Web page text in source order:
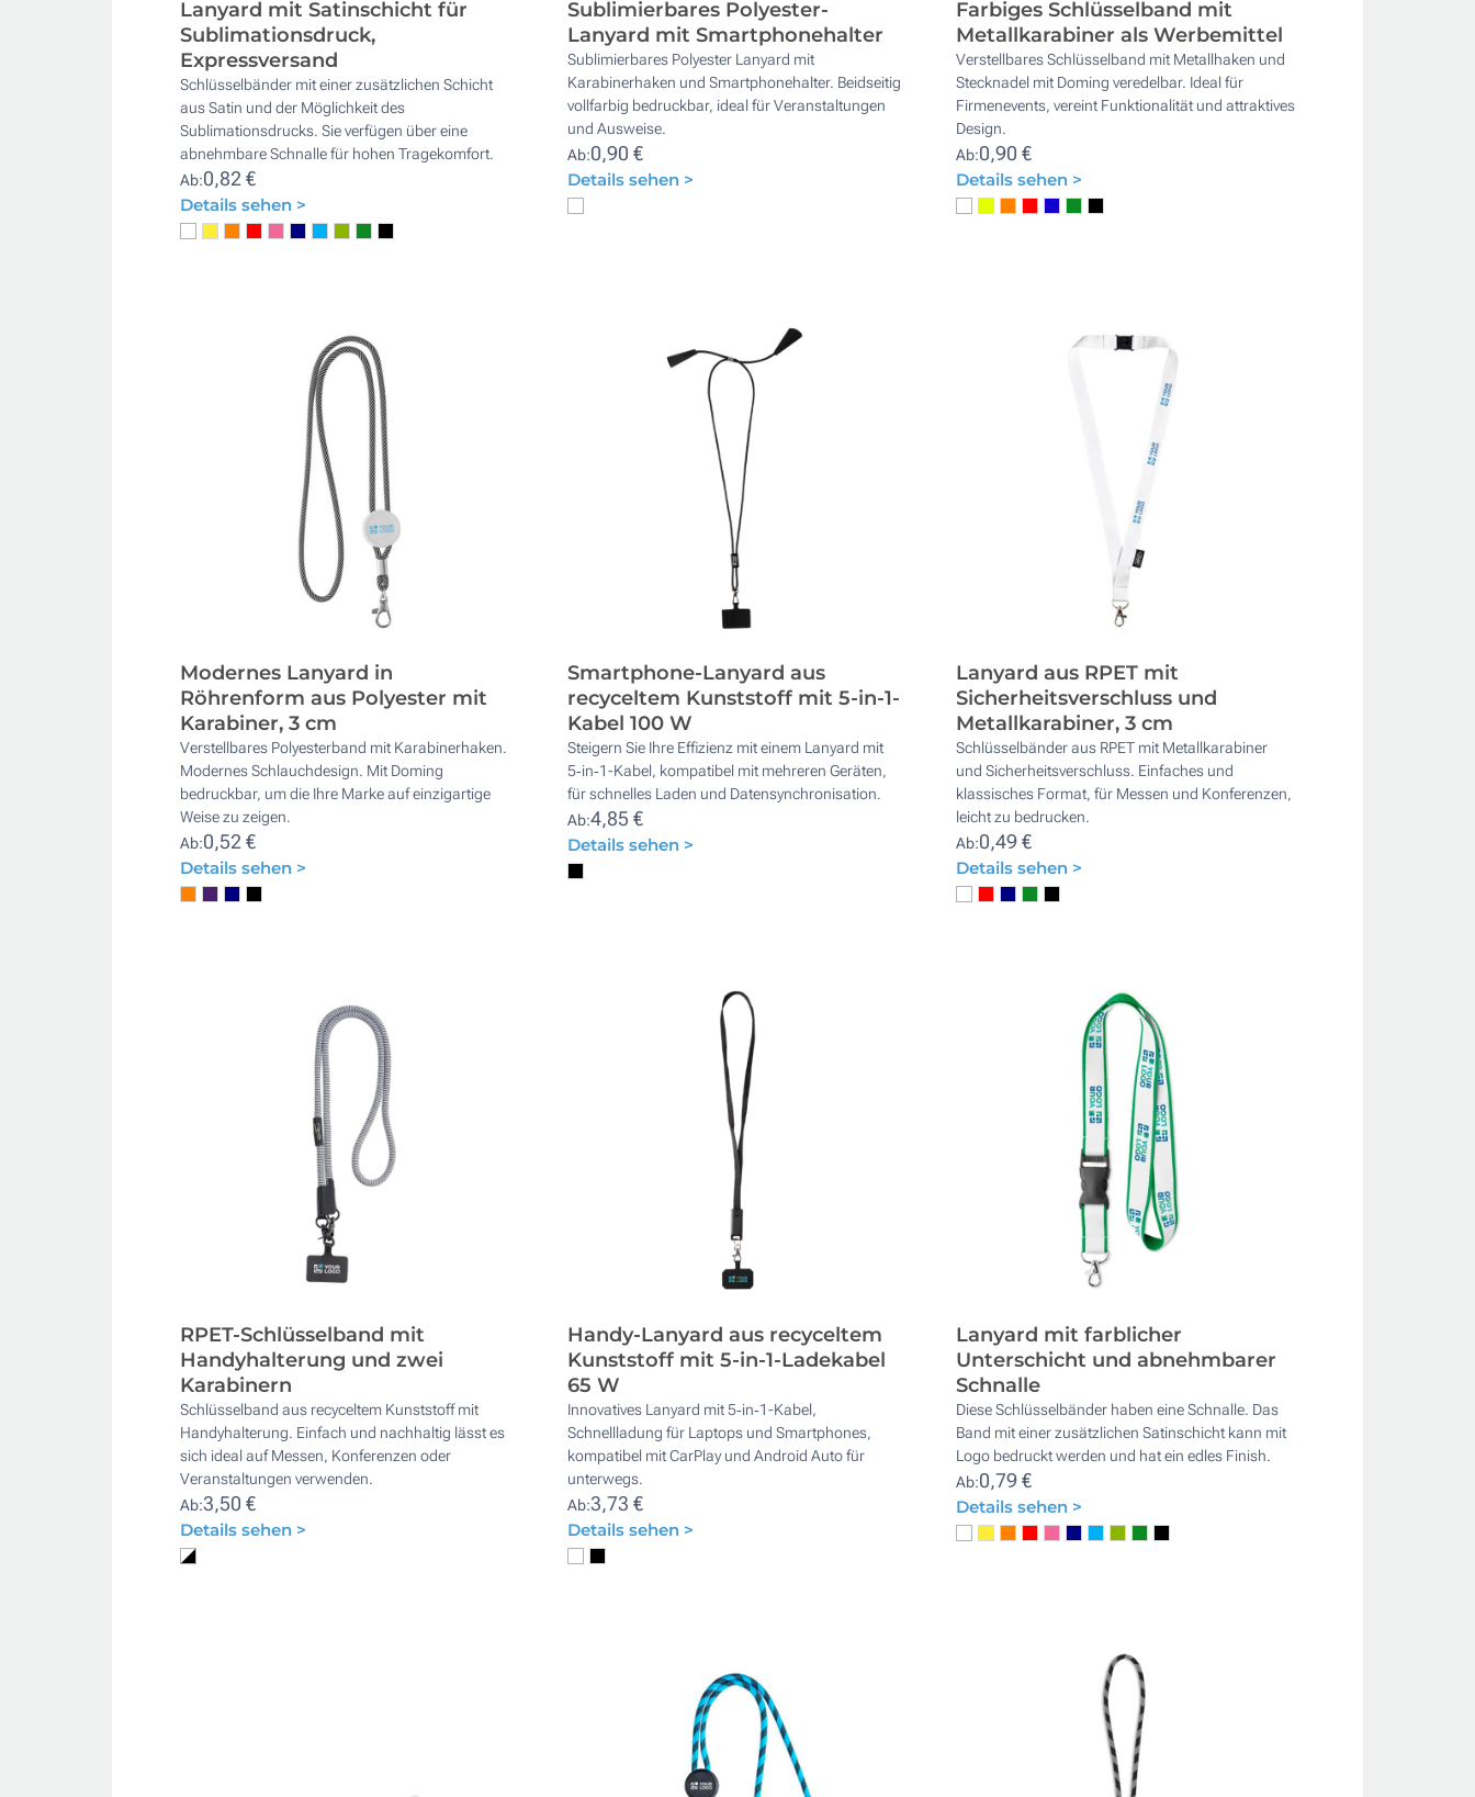
Lanyard mit Satinschicht für
Sublimationsdruck,
Expressversand
Schlüsselbänder mit einer zusätzlichen Schicht
aus Satin und der Möglichkeit des
Sublimationsdrucks. Sie verfügen über eine
abnehmbare Schnalle für hohen Tragekomfort.
Ab:0,82 €
Details sehen >
Sublimierbares Polyester-
Lanyard mit Smartphonehalter
Sublimierbares Polyester Lanyard mit
Karabinerhaken und Smartphonehalter. Beidseitig
vollfarbig bedruckbar, ideal für Veranstaltungen
und Ausweise.
Ab:0,90 €
Details sehen >
Farbiges Schlüsselband mit
Metallkarabiner als Werbemittel
Verstellbares Schlüsselband mit Metallhaken und
Stecknadel mit Doming veredelbar. Ideal für
Firmenevents, vereint Funktionalität und attraktives
Design.
Ab:0,90 €
Details sehen >
Modernes Lanyard in
Röhrenform aus Polyester mit
Karabiner, 3 cm
Verstellbares Polyesterband mit Karabinerhaken.
Modernes Schlauchdesign. Mit Doming
bedruckbar, um die Ihre Marke auf einzigartige
Weise zu zeigen.
Ab:0,52 €
Details sehen >
Smartphone-Lanyard aus
recyceltem Kunststoff mit 5-in-1-
Kabel 100 W
Steigern Sie Ihre Effizienz mit einem Lanyard mit
5‑in‑1-Kabel, kompatibel mit mehreren Geräten,
für schnelles Laden und Datensynchronisation.
Ab:4,85 €
Details sehen >
Lanyard aus RPET mit
Sicherheitsverschluss und
Metallkarabiner, 3 cm
Schlüsselbänder aus RPET mit Metallkarabiner
und Sicherheitsverschluss. Einfaches und
klassisches Format, für Messen und Konferenzen,
leicht zu bedrucken.
Ab:0,49 €
Details sehen >
RPET-Schlüsselband mit
Handyhalterung und zwei
Karabinern
Schlüsselband aus recyceltem Kunststoff mit
Handyhalterung. Einfach und nachhaltig lässt es
sich ideal auf Messen, Konferenzen oder
Veranstaltungen verwenden.
Ab:3,50 €
Details sehen >
Handy-Lanyard aus recyceltem
Kunststoff mit 5-in-1-Ladekabel
65 W
Innovatives Lanyard mit 5‑in‑1-Kabel,
Schnellladung für Laptops und Smartphones,
kompatibel mit CarPlay und Android Auto für
unterwegs.
Ab:3,73 €
Details sehen >
Lanyard mit farblicher
Unterschicht und abnehmbarer
Schnalle
Diese Schlüsselbänder haben eine Schnalle. Das
Band mit einer zusätzlichen Satinschicht kann mit
Logo bedruckt werden und hat ein edles Finish.
Ab:0,79 €
Details sehen >